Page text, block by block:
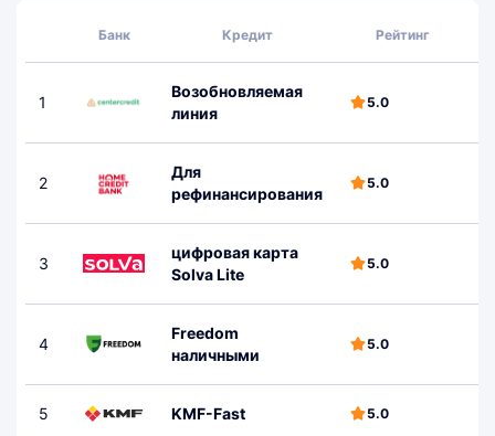
подачи заявки.
Банк Кредит Рейтинг
1
Возобновляемая
линия
5.0
2
Для
рефинансирования
5.0
3
цифровая карта
Solva Lite
5.0
4
Freedom
наличными
5.0
5 KMF-Fast 5.0